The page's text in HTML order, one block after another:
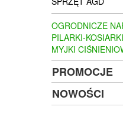
OGRODNICZE
PILARKI-
MYJKI
PROMOCJE
NOWOŚCI